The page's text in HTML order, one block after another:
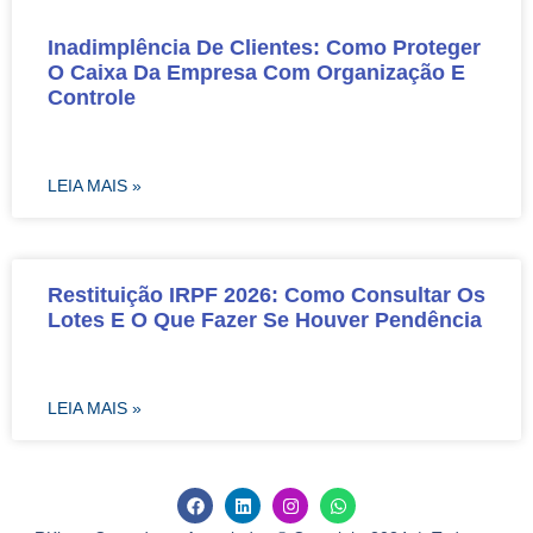
Inadimplência De Clientes: Como Proteger
O Caixa Da Empresa Com Organização E
Controle
LEIA MAIS »
Restituição IRPF 2026: Como Consultar Os
Lotes E O Que Fazer Se Houver Pendência
LEIA MAIS »